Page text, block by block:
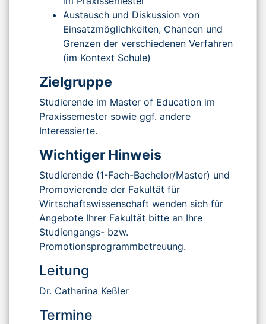
Austausch und Diskussion von
Einsatzmöglichkeiten, Chancen und
Grenzen der verschiedenen Verfahren
(im Kontext Schule)
Zielgruppe
Studierende im Master of Education im
Praxissemester sowie ggf. andere
Interessierte.
Wichtiger Hinweis
Studierende (1-Fach-Bachelor/Master) und
Promovierende der Fakultät für
Wirtschaftswissenschaft wenden sich für
Angebote Ihrer Fakultät bitte an Ihre
Studiengangs- bzw.
Promotionsprogrammbetreuung.
Leitung
Dr. Catharina Keßler
Termine